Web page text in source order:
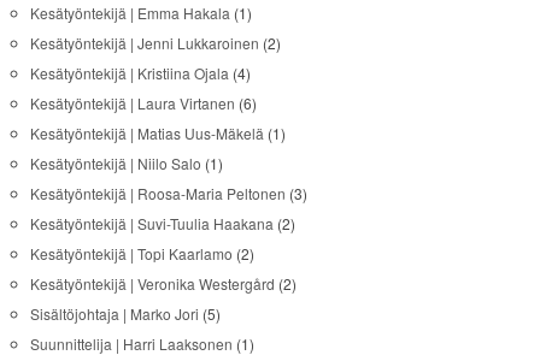
Kesätyöntekijä | Emma Hakala (1)
Kesätyöntekijä | Jenni Lukkaroinen (2)
Kesätyöntekijä | Kristiina Ojala (4)
Kesätyöntekijä | Laura Virtanen (6)
Kesätyöntekijä | Matias Uus-Mäkelä (1)
Kesätyöntekijä | Niilo Salo (1)
Kesätyöntekijä | Roosa-Maria Peltonen (3)
Kesätyöntekijä | Suvi-Tuulia Haakana (2)
Kesätyöntekijä | Topi Kaarlamo (2)
Kesätyöntekijä | Veronika Westergård (2)
Sisältöjohtaja | Marko Jori (5)
Suunnittelija | Harri Laaksonen (1)